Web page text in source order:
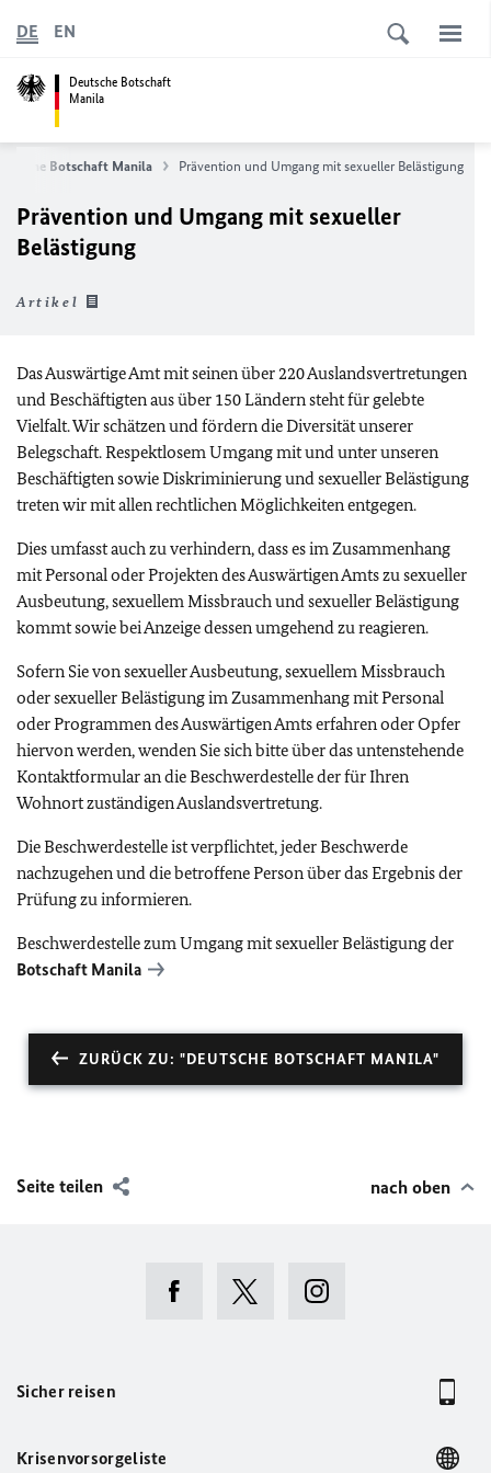
Deutsche Botschaft
Manila
DE EN
Botschaft Manila Prävention und Umgang mit sexueller Belästigung
Prävention und Umgang mit sexueller
Belästigung
Artikel
Das Auswärtige Amt mit seinen über 220 Auslandsvertretungen
und Beschäftigten aus über 150 Ländern steht für gelebte
Vielfalt. Wir schätzen und fördern die Diversität unserer
Belegschaft. Respektlosem Umgang mit und unter unseren
Beschäftigten sowie Diskriminierung und sexueller Belästigung
treten wir mit allen rechtlichen Möglichkeiten entgegen.
Dies umfasst auch zu verhindern, dass es im Zusammenhang
mit Personal oder Projekten des Auswärtigen Amts zu sexueller
Ausbeutung, sexuellem Missbrauch und sexueller Belästigung
kommt sowie bei Anzeige dessen umgehend zu reagieren.
Sofern Sie von sexueller Ausbeutung, sexuellem Missbrauch
oder sexueller Belästigung im Zusammenhang mit Personal
oder Programmen des Auswärtigen Amts erfahren oder Opfer
hiervon werden, wenden Sie sich bitte über das untenstehende
Kontaktformular an die Beschwerdestelle der für Ihren
Wohnort zuständigen Auslandsvertretung.
Die Beschwerdestelle ist verpflichtet, jeder Beschwerde
nachzugehen und die betroffene Person über das Ergebnis der
Prüfung zu informieren.
Beschwerdestelle zum Umgang mit sexueller Belästigung der
Botschaft Manila
ZURÜCK ZU: "DEUTSCHE BOTSCHAFT MANILA"
Seite teilen nach oben
Sicher reisen
Krisenvorsorgeliste